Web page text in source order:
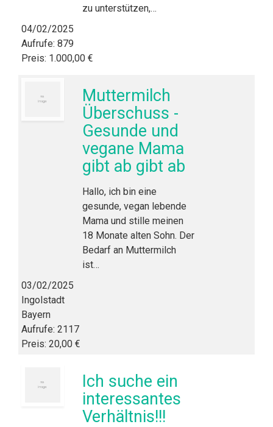
zu unterstützen,…
04/02/2025
Aufrufe: 879
Preis: 1.000,00 €
Muttermilch
Überschuss -
Gesunde und
vegane Mama
gibt ab gibt ab
Hallo, ich bin eine
gesunde, vegan lebende
Mama und stille meinen
18 Monate alten Sohn. Der
Bedarf an Muttermilch
ist…
03/02/2025
Ingolstadt
Bayern
Aufrufe: 2117
Preis: 20,00 €
Ich suche ein
interessantes
Verhältnis!!!